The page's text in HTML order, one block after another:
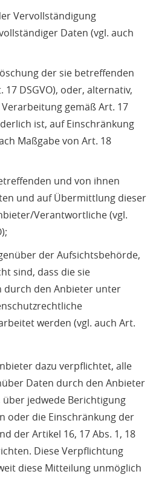
Vervollständigung
Daten (vgl. auch
der sie betreffenden
17 DSGVO), oder, alternativ,
gemäß Art. 17
ist, auf Einschränkung
Maßgabe von Art. 18
und von ihnen
und auf Übermittlung dieser
Verantwortliche (vgl.
der Aufsichtsbehörde,
sind, dass die sie
durch den Anbieter unter
werden (vgl. auch Art.
dazu verpflichtet, alle
Daten durch den Anbieter
jedwede Berichtigung
oder die Einschränkung der
der Artikel 16, 17 Abs. 1, 18
Diese Verpflichtung
diese Mitteilung unmöglich